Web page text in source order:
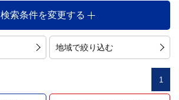
検索条件を変更する
地域で絞り込む
1